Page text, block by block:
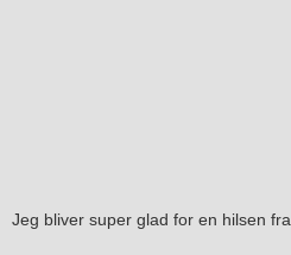
Jeg bliver super glad for en hilsen